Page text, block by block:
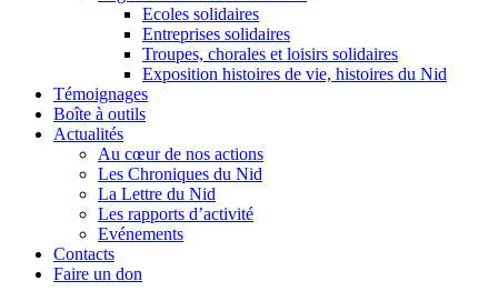
Ecoles solidaires
Entreprises solidaires
Troupes, chorales et loisirs solidaires
Exposition histoires de vie, histoires du Nid
Témoignages
Boîte à outils
Actualités
Au cœur de nos actions
Les Chroniques du Nid
La Lettre du Nid
Les rapports d’activité
Evénements
Contacts
Faire un don